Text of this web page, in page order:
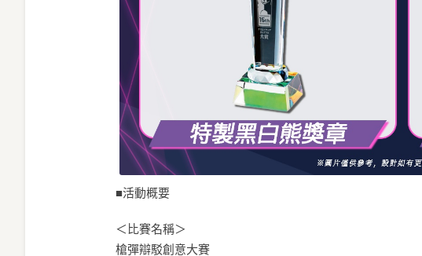
■活動概要
＜比賽名稱＞
槍彈辯駁創意大賽